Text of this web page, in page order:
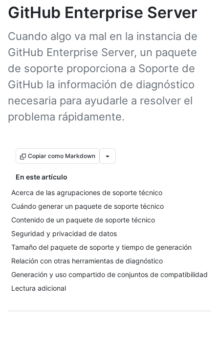
GitHub Enterprise Server
Cuando algo va mal en la instancia de
GitHub Enterprise Server, un paquete
de soporte proporciona a Soporte de
GitHub la información de diagnóstico
necesaria para ayudarle a resolver el
problema rápidamente.
Copiar como Markdown
En este artículo
Acerca de las agrupaciones de soporte técnico
Cuándo generar un paquete de soporte técnico
Contenido de un paquete de soporte técnico
Seguridad y privacidad de datos
Tamaño del paquete de soporte y tiempo de generación
Relación con otras herramientas de diagnóstico
Generación y uso compartido de conjuntos de compatibilidad
Lectura adicional